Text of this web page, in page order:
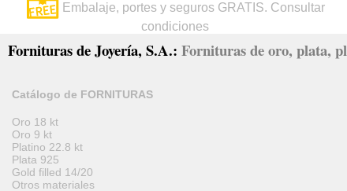
Embalaje, portes y seguros GRATIS. Consultar
condiciones
Fornituras de Joyería, S.A.: Fornituras de oro, plata,
Catálogo de FORNITURAS
Oro 18 kt
Oro 9 kt
Platino 22.8 kt
Plata 925
Gold filled 14/20
Otros materiales